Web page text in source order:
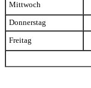
Mittwoch
Donnerstag
Freitag